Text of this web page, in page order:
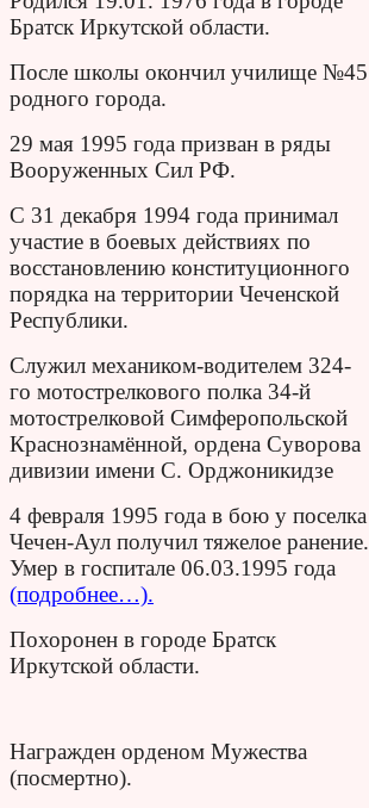
Братск Иркутской области.
После школы окончил училище №45
родного города.
29 мая 1995 года призван в ряды
Вооруженных Сил РФ.
С 31 декабря 1994 года принимал
участие в боевых действиях по
восстановлению конституционного
порядка на территории Чеченской
Республики.
Служил механиком-водителем 324-
го мотострелкового полка 34-й
мотострелковой Симферопольской
Краснознамённой, ордена Суворова
дивизии имени С. Орджоникидзе
4 февраля 1995 года в бою у поселка
Чечен-Аул получил тяжелое ранение.
Умер в госпитале 06.03.1995 года
(подробнее…).
Похоронен в городе Братск
Иркутской области.
Награжден орденом Мужества
(посмертно).